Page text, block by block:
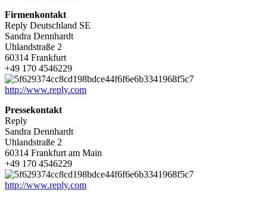
Firmenkontakt
Reply Deutschland SE
Sandra Dennhardt
Uhlandstraße 2
60314 Frankfurt
+49 170 4546229
http://www.reply.com
Pressekontakt
Reply
Sandra Dennhardt
Uhlandstraße 2
60314 Frankfurt am Main
+49 170 4546229
http://www.reply.com